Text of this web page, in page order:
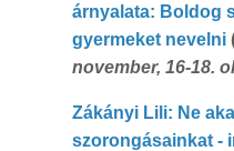
árnyalata: Boldog
gyermeket nevelni
november, 16-18.
Zákányi Lili: Ne
szorongásainkat -